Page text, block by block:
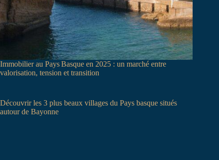
Immobilier au Pays Basque en 2025 : un marché entre
valorisation, tension et transition
Découvrir les 3 plus beaux villages du Pays basque situés
autour de Bayonne